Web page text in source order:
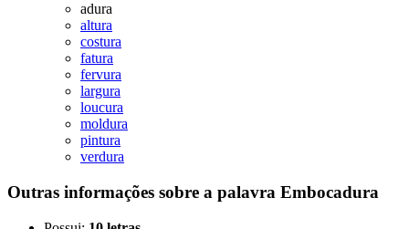
adura
altura
costura
fatura
fervura
largura
loucura
moldura
pintura
verdura
Outras informações sobre a palavra Embocadura